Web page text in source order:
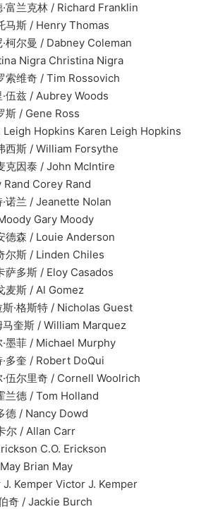
克林 / Richard Franklin
/ Henry Thomas
/ Dabney Coleman
Christina Nigra
/ Tim Rossovich
Aubrey Woods
Ross
Karen Leigh Hopkins
William Forsythe
/ John McIntire
Corey Rand
Jeanette Nolan
Gary Moody
Louie Anderson
Linden Chiles
/ Eloy Casados
/ Al Gomez
特 / Nicholas Guest
/ William Marquez
Michael Murphy
Robert DoQui
里奇 / Cornell Woolrich
Tom Holland
Dowd
/ Allan Carr
C.O. Erickson
Brian May
Victor J. Kemper
/ Jackie Burch